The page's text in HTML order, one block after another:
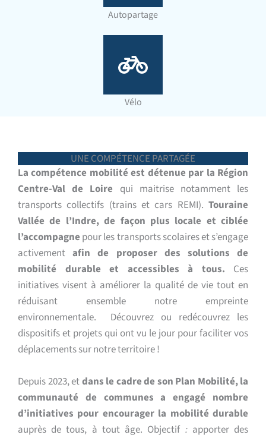
Autopartage
Vélo
UNE COMPÉTENCE PARTAGÉE
La compétence mobilité est détenue par la Région
Centre-Val de Loire qui maitrise notamment les
transports collectifs (trains et cars REMI). Touraine
Vallée de l’Indre, de façon plus locale et ciblée
l’accompagne pour les transports scolaires et s’engage
activementafin de proposer des solutions de
mobilité durable et accessibles à tous. Ces
initiatives visent à améliorer la qualité de vie tout en
réduisant ensemble notre empreinte
environnementale. Découvrez ou redécouvrez les
dispositifs et projets qui ont vu le jour pour faciliter vos
déplacements sur notre territoire !
Depuis 2023, etdans le cadre de son Plan Mobilité, la
communauté de communes a engagé nombre
d’initiatives pour encourager la mobilité durable
auprès de tous, à tout âge. Objectif : apporter des